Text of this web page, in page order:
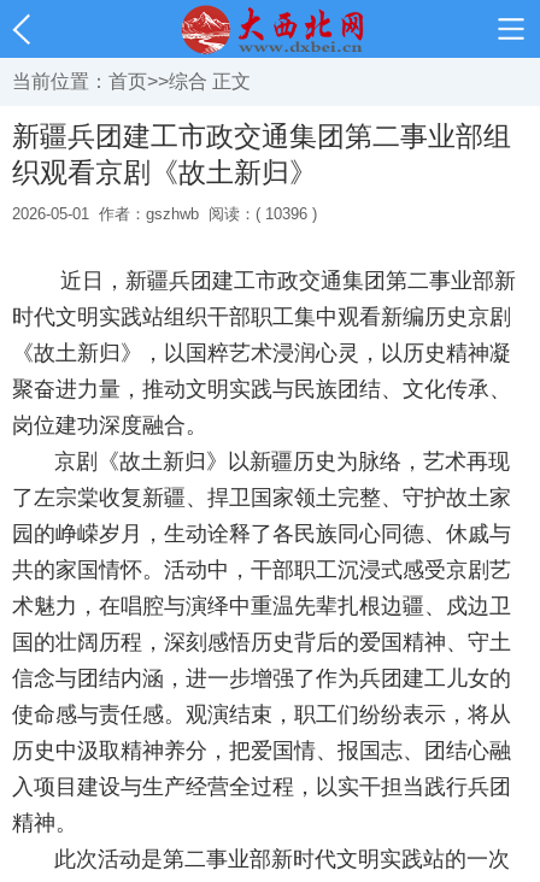
当前位置： 首页>>综合 正文
新疆兵团建工市政交通集团第二事业部组
织观看京剧《故土新归》
2026-05-01 作者：gszhwb 阅读：( 10396 )
近日，新疆兵团建工市政交通集团第二事业部新
时代文明实践站组织干部职工集中观看新编历史京剧
《故土新归》，以国粹艺术浸润心灵，以历史精神凝
聚奋进力量，推动文明实践与民族团结、文化传承、
岗位建功深度融合。
京剧《故土新归》以新疆历史为脉络，艺术再现
了左宗棠收复新疆、捍卫国家领土完整、守护故土家
园的峥嵘岁月，生动诠释了各民族同心同德、休戚与
共的家国情怀。活动中，干部职工沉浸式感受京剧艺
术魅力，在唱腔与演绎中重温先辈扎根边疆、戍边卫
国的壮阔历程，深刻感悟历史背后的爱国精神、守土
信念与团结内涵，进一步增强了作为兵团建工儿女的
使命感与责任感。观演结束，职工们纷纷表示，将从
历史中汲取精神养分，把爱国情、报国志、团结心融
入项目建设与生产经营全过程，以实干担当践行兵团
精神。
此次活动是第二事业部新时代文明实践站的一次